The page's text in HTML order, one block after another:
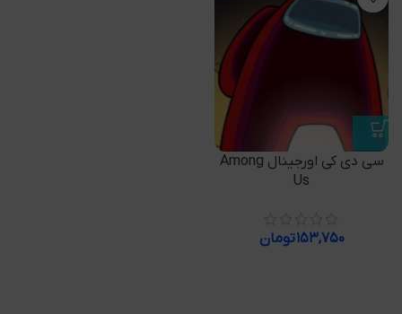
سی دی کی اورجینال Among
Us
۱۵۳,۷۵۰تومان